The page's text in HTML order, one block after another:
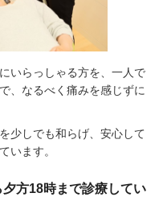
いらっしゃる方を、一人で
、なるべく痛みを感じずに
少しでも和らげ、安心して
います。
方18時まで診療してい